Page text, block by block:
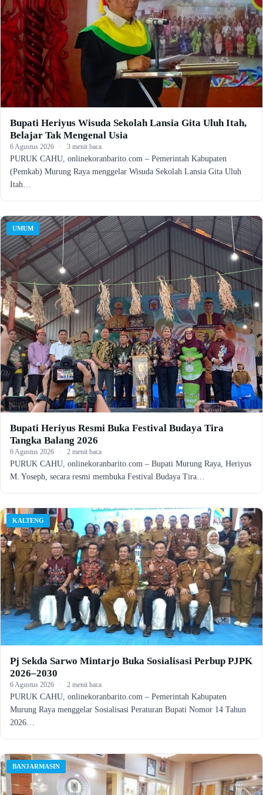
Bupati Heriyus Wisuda Sekolah Lansia Gita Uluh Itah,
Belajar Tak Mengenal Usia
6 Agustus 2026 · 3 menit baca
PURUK CAHU, onlinekoranbarito.com – Pemerintah Kabupaten
(Pemkab) Murung Raya menggelar Wisuda Sekolah Lansia Gita Uluh
Itah…
UMUM
Bupati Heriyus Resmi Buka Festival Budaya Tira
Tangka Balang 2026
6 Agustus 2026 · 2 menit baca
PURUK CAHU, onlinekoranbarito.com – Bupati Murung Raya, Heriyus
M. Yoseph, secara resmi membuka Festival Budaya Tira…
KALTENG
Pj Sekda Sarwo Mintarjo Buka Sosialisasi Perbup PJPK
2026–2030
6 Agustus 2026 · 2 menit baca
PURUK CAHU, onlinekoranbarito.com – Pemerintah Kabupaten
Murung Raya menggelar Sosialisasi Peraturan Bupati Nomor 14 Tahun
2026…
BANJARMASIN